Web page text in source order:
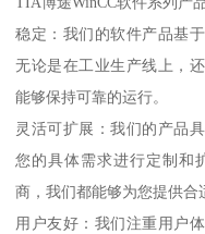
稳定：我们的软件产品基
无论是在工业生产线上，
能够保持可靠的运行。
灵活可扩展：我们的产品
您的具体需求进行定制和
商，我们都能够为您提供合
用户友好：我们注重用户